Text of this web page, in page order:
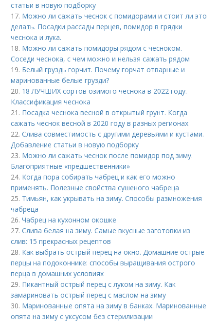
статьи в новую подборку
17. Можно ли сажать чеснок с помидорами и стоит ли это
делать. Посадки рассады перцев, помидор в грядки
чеснока и лука.
18. Можно ли сажать помидоры рядом с чесноком.
Соседи чеснока, с чем можно и нельзя сажать рядом
19. Белый груздь горчит. Почему горчат отварные и
маринованные белые грузди?
20. 18 ЛУЧШИХ сортов озимого чеснока в 2022 году.
Классификация чеснока
21. Посадка чеснока весной в открытый грунт. Когда
сажать чеснок весной в 2020 году в разных регионах
22.Слива совместимость с другими деревьями и кустами.
Добавление статьи в новую подборку
23. Можно ли сажать чеснок после помидор под зиму.
Благоприятные «предшественники»
24. Когда пора собирать чабрец и как его можно
применять. Полезные свойства сушеного чабреца
25. Тимьян, как укрывать на зиму. Способы размножения
чабреца
26.Чабрец на кухонном окошке
27.Слива белая на зиму. Самые вкусные заготовки из
слив: 15 прекрасных рецептов
28. Как выбрать острый перец на окно. Домашние острые
перцы на подоконнике: способы выращивания острого
перца в домашних условиях
29. Пикантный острый перец с луком на зиму. Как
замариновать острый перец с маслом на зиму
30. Маринованные опята на зиму в банках. Маринованные
опята на зиму с уксусом без стерилизации